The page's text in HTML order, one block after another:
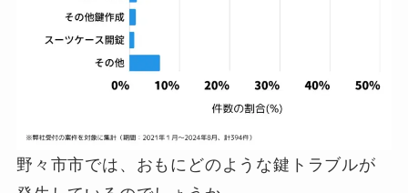
野々市市では、おもにどのような鍵トラブルが